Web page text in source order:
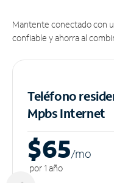
Mantente conectado con
confiable y ahorra al
Teléfono
MpbsInternet
$65/mo
por 1 año